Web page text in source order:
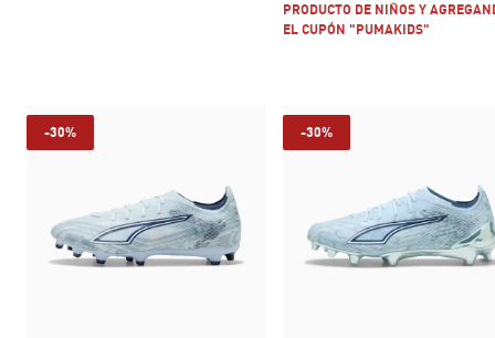
PRODUCTO DE NIÑOS Y
EL CUPÓN "PUMAKIDS"
-30% -30%